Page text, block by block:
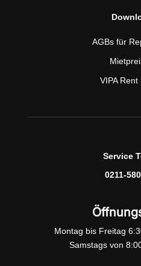
AGBs für
VIPA Rent
Service
0211-
Montag bis Freitag
Samstags von